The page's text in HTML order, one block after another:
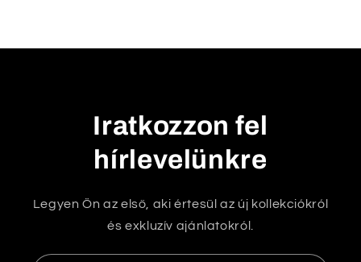
Iratkozzon fel
hírlevelünkre
Legyen Ön az első, aki értesül az új kollekciókról
és exkluzív ajánlatokról.